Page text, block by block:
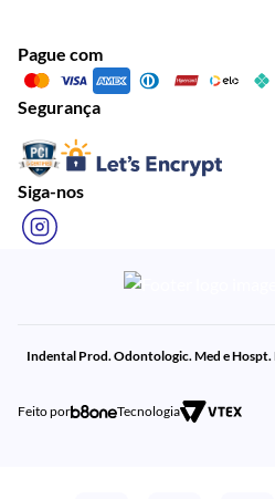
Pague com
Segurança
Siga-nos
Indental Prod. Odontologic. Med e
Feito por Tecnologia